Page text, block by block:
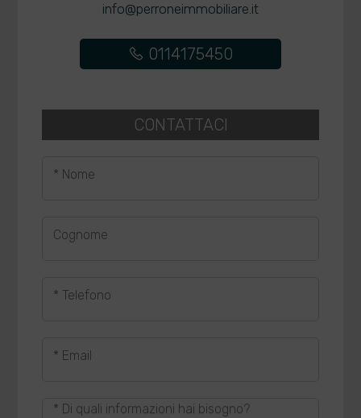
info@perroneimmobiliare.it
0114175450
CONTATTACI
* Nome
Cognome
* Telefono
* Email
* Di quali informazioni hai bisogno?